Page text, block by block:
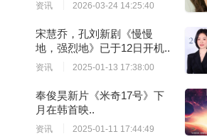
资讯 2026-03-24 14:25:40
宋慧乔，孔刘新剧《慢慢
地，强烈地》已于12日开机..
资讯 2025-01-13 17:38:00
奉俊昊新片《米奇17号》下
月在韩首映..
资讯 2025-01-11 17:44:49